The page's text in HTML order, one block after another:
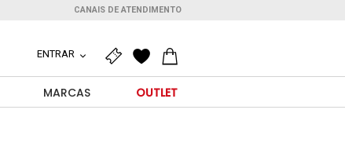
CANAIS DE ATENDIMENTO
ENTRAR
MARCAS OUTLET